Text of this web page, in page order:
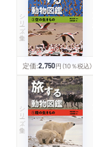
シリーズ・全集
定価:2,750円 （10％税込）
シリーズ・全集